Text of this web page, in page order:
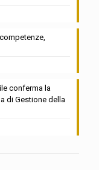
conferma la
di Gestione della